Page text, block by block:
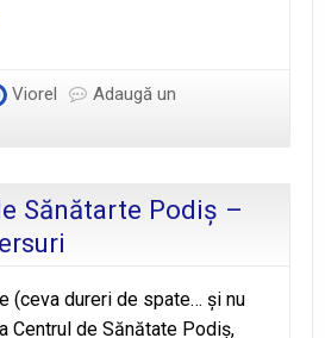
Viorel
Adaugă un
Sănătarte Podiş –
(ceva dureri de spate… şi nu
Centrul de Sănătate Podiş,